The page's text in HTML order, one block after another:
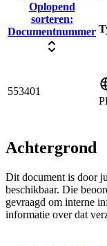
Oplopend
sorteren:
Documentnummer
553401
Achtergrond
Dit document is door
beschikbaar. Die
gevraagd om interne
informatie over dat